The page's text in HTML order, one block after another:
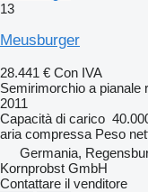
13
Meusburger
28.441 € Con IVA
Semirimorchio a pianale
2011
Capacità di carico
aria compressa Peso
Germania,
Kornprobst GmbH
Contattare il venditore